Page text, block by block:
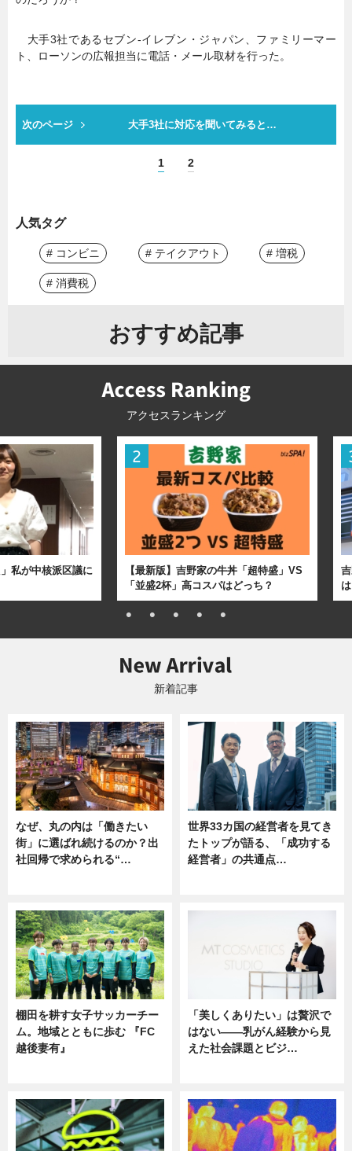
大手3社であるセブン-イレブン・ジャパン、ファミリーマー
ト、ローソンの広報担当に電話・メール取材を行った。
次のページ 大手3社に対応を聞いてみると…
1 2
人気タグ
# コンビニ # テイクアウト # 増税
# 消費税
おすすめ記事
アクセスランキング
私が中核派区議に
【最新版】吉野家の牛丼「超特盛」VS
「並盛2杯」高コスパはどっち？
新着記事
なぜ、丸の内は「働きたい
街」に選ばれ続けるのか？出
社回帰で求められる“…
世界33カ国の経営者を見てき
たトップが語る、「成功する
経営者」の共通点…
棚田を耕す女子サッカーチー
ム。地域とともに歩む 『FC
越後妻有』
「美しくありたい」は贅沢で
はない――乳がん経験から見
えた社会課題とビジ…